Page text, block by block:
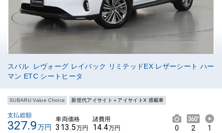
スバル レヴォーグ レイバック リミテッドEX レザーシート ハー
マン ETC シートヒータ
SUBARU Value Choice 新世代アイサイト＋アイサイトX 搭載車
支払総額
327.9万円
車両価格
313.5万円
諸費用
14.4万円 0 2 1